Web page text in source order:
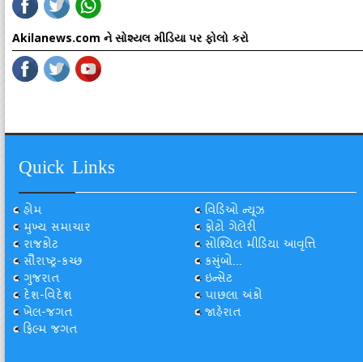
Akilanews.com ને સોશ્યલ મીડિયા પર ફોલો કરો
Quick Links
હોમ
મુખ્ય સમાચાર
રાજકોટ
સૌરાષ્ટ્ર-કચ્છ
ગુજરાત
દેશ-વિદેશ
ખેલ-જગત
ફિલ્મ જગત
વિડિઓ ન્યૂઝ
ફોટો ગેલેરી
સોશ્યિલ મીડિયા આવૃત્તિ
કસુંબો...
ઇન્સેટ
પાછલા અંકો
જાહેરાત